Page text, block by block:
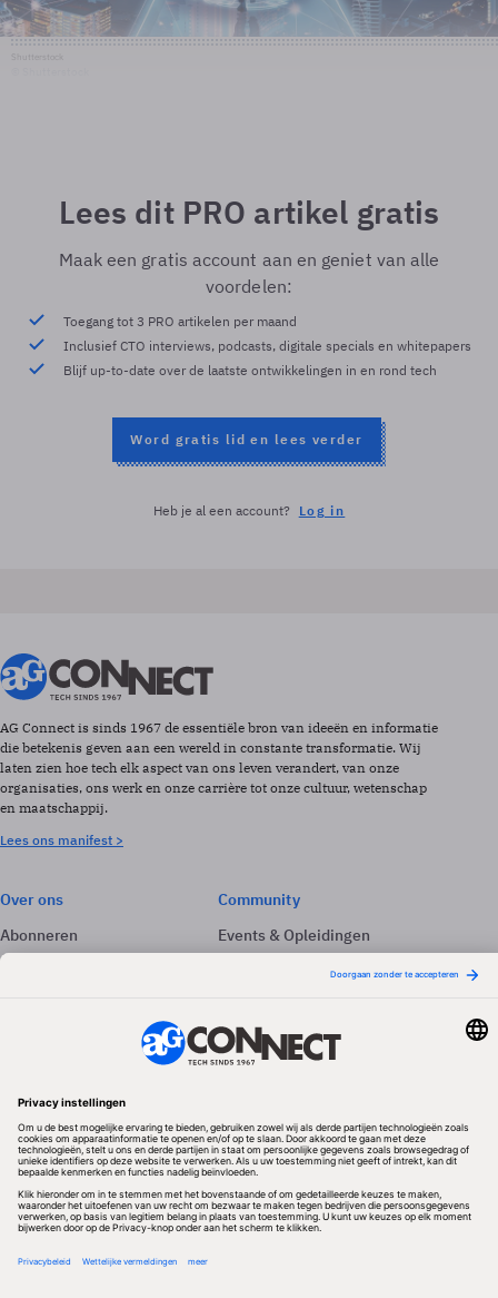
Lees dit PRO artikel gratis
Maak een gratis account aan en geniet van alle
voordelen:
Toegang tot 3 PRO artikelen per maand
Inclusief CTO interviews, podcasts, digitale specials en whitepapers
Blijf up-to-date over de laatste ontwikkelingen in en rond tech
Word gratis lid en lees verder
Heb je al een account? Log in
AG Connect is sinds 1967 de essentiële bron van ideeën en informatie
die betekenis geven aan een wereld in constante transformatie. Wij
laten zien hoe tech elk aspect van ons leven verandert, van onze
organisaties, ons werk en onze carrière tot onze cultuur, wetenschap
en maatschappij.
Lees ons manifest >
Over ons
Abonneren
Adverteren
Community
Events & Opleidingen
Nieuwsbrieven
Volg ons
Redactionele partner